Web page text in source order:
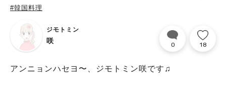
#韓国料理
ジモトミン
咲 0 18
アンニョンハセヨ〜、ジモトミン咲です♫